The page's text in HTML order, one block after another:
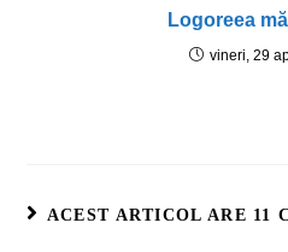
Logoreea
vineri, 29
ACEST ARTICOL ARE 11